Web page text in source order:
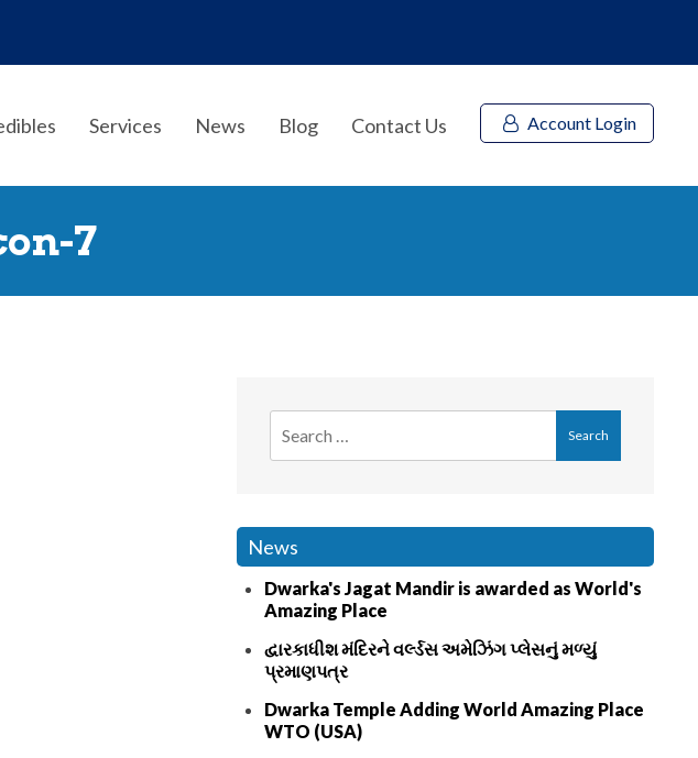
Services News Blog Contact Us Account Login
7
News
Dwarka's Jagat Mandir is awarded as World's
Amazing Place
દ્વારકાધીશ મંદિરને વર્લ્ડસ અમેઝિંગ પ્લેસનું મળ્યું
પ્રમાણપત્ર
Dwarka Temple Adding World Amazing Place
WTO (USA)